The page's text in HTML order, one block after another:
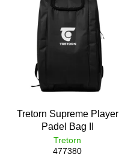
Tretorn Supreme Player
Padel Bag II
Tretorn
477380